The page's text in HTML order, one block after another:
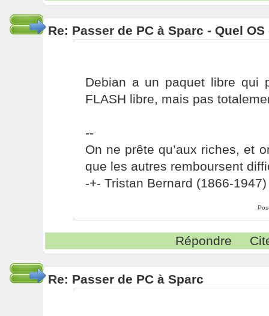
Re: Passer de PC à Sparc - Quel
Debian a un paquet libre qui
FLASH libre, mais pas
--
On ne prête qu’aux riches, et
que les autres remboursent
-+- Tristan Bernard (1866-1947)
Répondre
Re: Passer de PC à Sparc